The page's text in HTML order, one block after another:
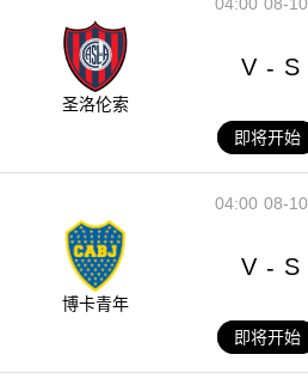
圣洛伦索
V - S
即将开始
08-10
04:00
博卡青年
V - S
即将开始